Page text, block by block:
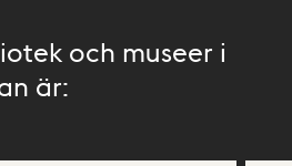
och museer i
är: